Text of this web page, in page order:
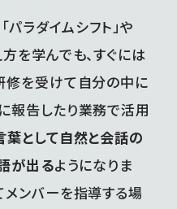
パラダイムシフト」や
を学んでも、すぐには
修を受けて自分の中に
報告したり業務で活用
葉として自然と会話の
が出るようになりま
メンバーを指導する場